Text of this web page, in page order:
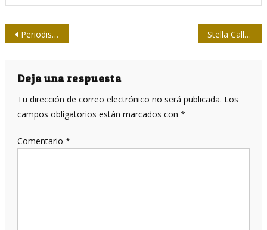
Navegación
entradas
Periodistas de Las Tunas analizan su labor en 2016 Stella Calloni prestigia Jurado del Premio Casa 2016
Deja una respuesta
Tu dirección de correo electrónico no será publicada. Los
campos obligatorios están marcados con *
Comentario *